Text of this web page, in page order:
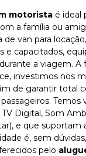
motorista é ideal
a família ou
de van para
e capacitados,
a viagem.
investimos nos
de garantir total
Temos
Digital, Som
e que suportam
é, sem
pelo